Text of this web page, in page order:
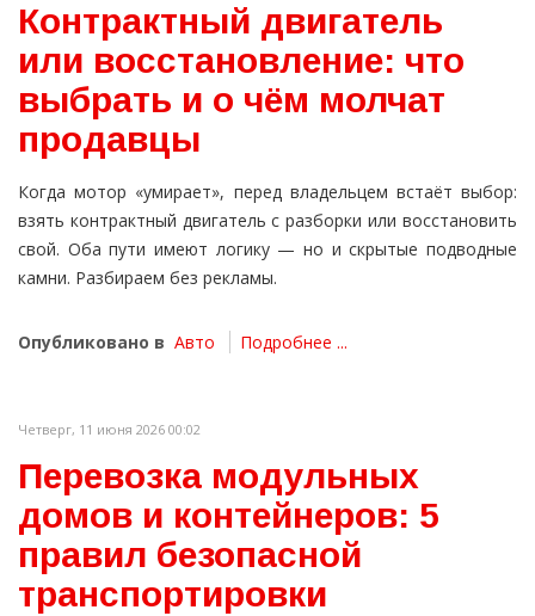
Контрактный двигатель
или восстановление: что
выбрать и о чём молчат
продавцы
Когда мотор «умирает», перед владельцем встаёт выбор:
взять контрактный двигатель с разборки или восстановить
свой. Оба пути имеют логику — но и скрытые подводные
камни. Разбираем без рекламы.
Опубликовано в Авто Подробнее ...
Четверг, 11 июня 2026 00:02
Перевозка модульных
домов и контейнеров: 5
правил безопасной
транспортировки